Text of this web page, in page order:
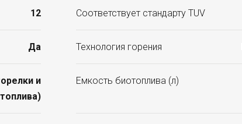
12 Соответствует стандарту TUV
Да Технология горения
и
Емкость биотоплива (л)